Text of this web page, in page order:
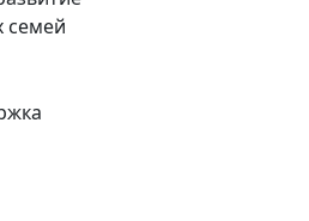
семей